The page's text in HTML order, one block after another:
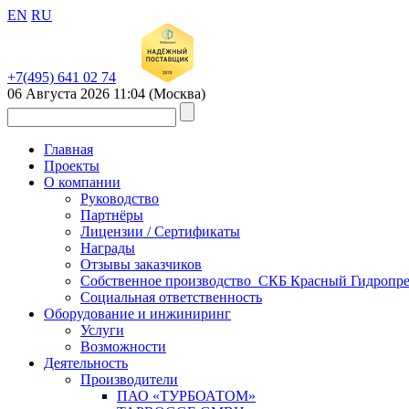
EN RU
+7(495) 641 02 74
06 Августа 2026 11:04 (Москва)
Главная
Проекты
О компании
Руководство
Партнёры
Лицензии / Сертификаты
Награды
Отзывы заказчиков
Собственное производство_СКБ Красный
Социальная ответственность
Оборудование и инжиниринг
Услуги
Возможности
Деятельность
Производители
ПАО «ТУРБОАТОМ»